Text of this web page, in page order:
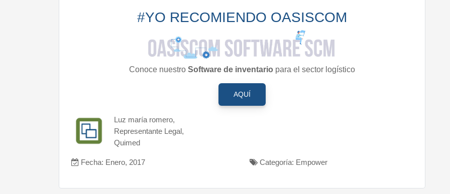
#YO RECOMIENDO OASISCOM
Conoce nuestro Software de inventario para el sector logístico
AQUÍ
Luz maría romero,
Representante Legal,
Quimed
Fecha: Enero, 2017 Categoría: Empower